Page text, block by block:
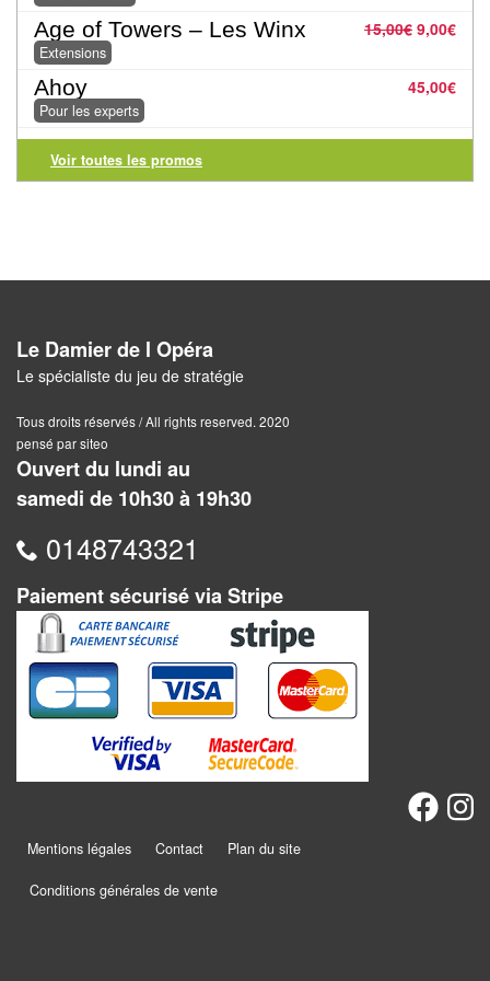
abstraits
Extensions
Casse-
têtes
traditionnels
Dominos
Jeu
de
Dames
Coffrets
–
multijeux
Cartes
traditionnelles
de
Maquettes
15,00€ 9,00€
Age of Towers – Les Winx
Extensions
45,00€
Ahoy
Pour les experts
Voir toutes les promos
Le Damier de l Opéra
Le spécialiste du jeu de stratégie
Tous droits réservés / All rights reserved. 2020
pensé par siteo
Ouvert du lundi au
samedi de 10h30 à 19h30
0148743321
Paiement sécurisé via Stripe
Mentions légales Contact Plan du site
Conditions générales de vente